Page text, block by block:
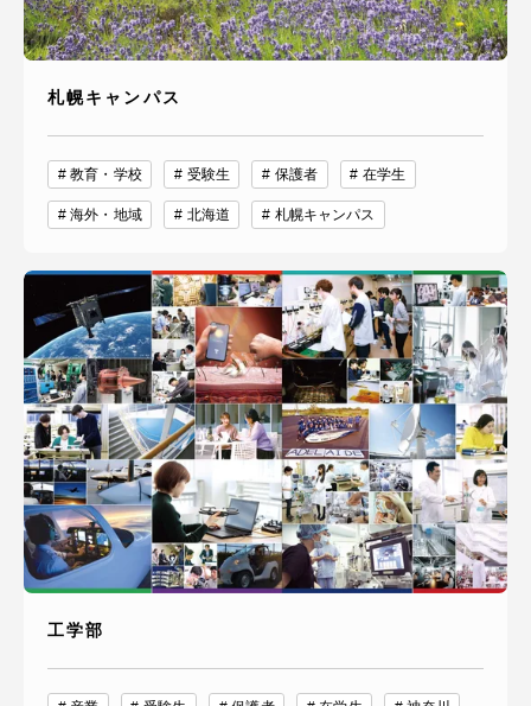
札幌キャンパス
教育・学校 受験生 保護者 在学生
海外・地域 北海道 札幌キャンパス
工学部